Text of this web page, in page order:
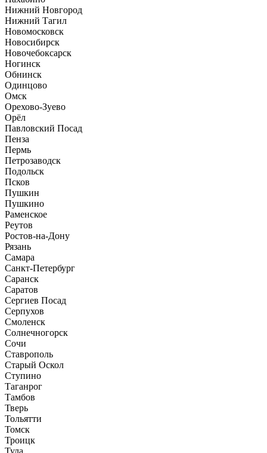
Нижний Новгород
Нижний Тагил
Новомосковск
Новосибирск
Новочебоксарск
Ногинск
Обнинск
Одинцово
Омск
Орехово-Зуево
Орёл
Павловский Посад
Пенза
Пермь
Петрозаводск
Подольск
Псков
Пушкин
Пушкино
Раменское
Реутов
Ростов-на-Дону
Рязань
Самара
Санкт-Петербург
Саранск
Саратов
Сергиев Посад
Серпухов
Смоленск
Солнечногорск
Сочи
Ставрополь
Старый Оскол
Ступино
Таганрог
Тамбов
Тверь
Тольятти
Томск
Троицк
Тула